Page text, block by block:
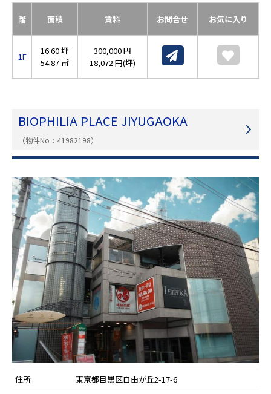
階 面積 賃料 お問合せ お気に入り
1F
16.60 坪
54.87 ㎡
300,000 円
18,072 円(坪)
BIOPHILIA PLACE JIYUGAOKA
（物件No：41982198）
住所
東京都目黒区自由が丘2-17-6